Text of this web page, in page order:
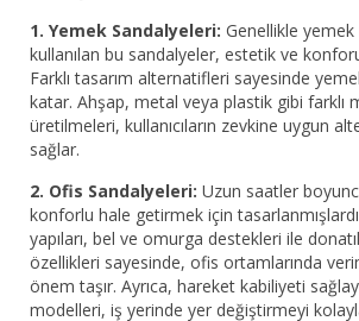
1. Yemek Sandalyeleri: Genellikle yemek
kullanılan bu sandalyeler, estetik ve
Farklı tasarım alternatifleri sayesinde
katar. Ahşap, metal veya plastik gibi farklı
üretilmeleri, kullanıcıların zevkine uygun
sağlar.
2. Ofis Sandalyeleri: Uzun saatler
konforlu hale getirmek için
yapıları, bel ve omurga destekleri ile
özellikleri sayesinde, ofis ortamlarında
önem taşır. Ayrıca, hareket kabiliyeti
modelleri, iş yerinde yer değiştirmeyi